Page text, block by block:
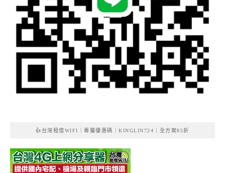
👍台灣租借WIFI｜專屬優惠碼｜KINGLIN724｜全方案85折